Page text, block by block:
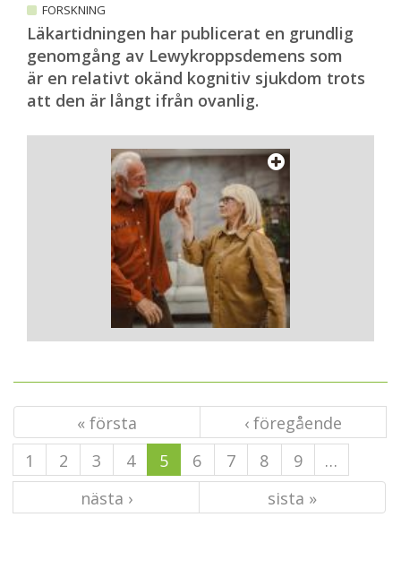
FORSKNING
Läkartidningen har publicerat en grundlig
genomgång av Lewykroppsdemens som
är en relativt okänd kognitiv sjukdom trots
att den är långt ifrån ovanlig.
« första
‹ föregående
1
2 3 4 5 6 7 8 9
…
nästa ›
sista »